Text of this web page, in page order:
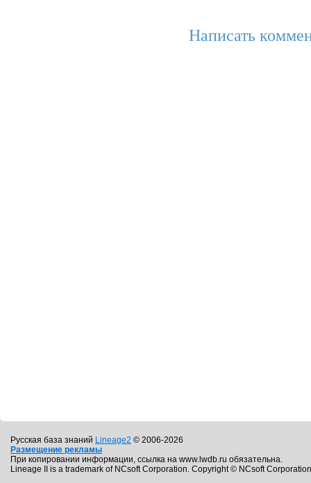
Написать
Русская база знаний Lineage2 © 2006-2026
Размещение рекламы
При копировании информации, ссылка на www.lwdb.ru обязательна.
Lineage II is a trademark of NCsoft Corporation. Copyright © NCsoft